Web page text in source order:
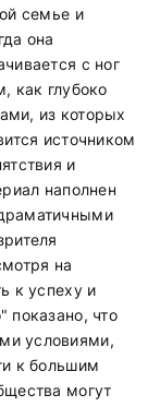
семье и
она
с ног
как глубоко
из которых
источником
и
наполнен
на
к успеху и
что
условиями,
к большим
могут